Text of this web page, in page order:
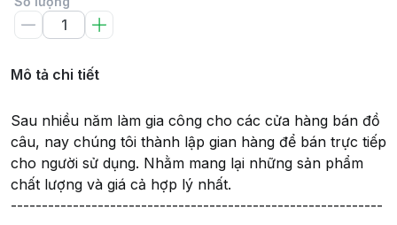
Mô tả chi tiết
Sau nhiều năm làm gia công cho các cửa hàng bán đồ
câu, nay chúng tôi thành lập gian hàng để bán trực tiếp
cho người sử dụng. Nhằm mang lại những sản phẩm
chất lượng và giá cả hợp lý nhất.
------------------------------------------------------------